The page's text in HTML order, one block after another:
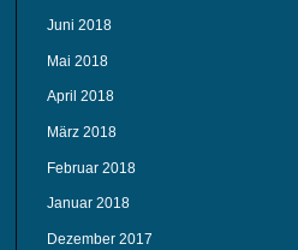
Juni 2018
Mai 2018
April 2018
März 2018
Februar 2018
Januar 2018
Dezember 2017